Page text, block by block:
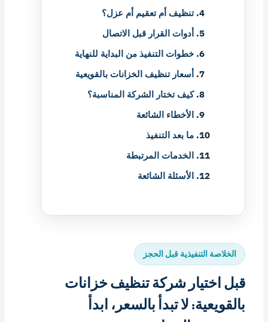
تنظيف أم تعقيم أم عزل؟
أدوات القرار قبل الاتصال
خطوات التنفيذ من البداية للنهاية
أسعار تنظيف الخزانات بالقويعية
كيف تختار الشركة المناسبة؟
الأخطاء الشائعة
ما بعد التنفيذ
الخدمات المرتبطة
الأسئلة الشائعة
الخلاصة التنفيذية قبل الحجز
قبل اختيار شركة تنظيف خزانات
بالقويعية: لا تبدأ بالسعر، ابدأ